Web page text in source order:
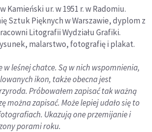
Kamieński ur. w 1951 r. w Radomiu.
Sztuk Pięknych w Warszawie, dyplom z
Litografii Wydziału Grafiki.
malarstwo, fotografię i plakat.
w leśnej chatce. Są w nich wspomnienia,
ikon, także obecna jest
Próbowałem zapisać tak ważną
można zapisać. Może lepiej udało się to
Ukazują one przemijanie i
porami roku.